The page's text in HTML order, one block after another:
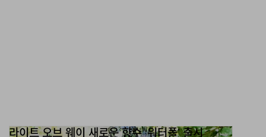
라이트 오브 웨이 새로운 향수 ‘워터폴’ 출시